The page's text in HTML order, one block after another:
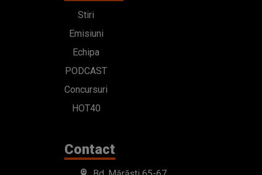
Stiri
Emisiuni
Echipa
PODCAST
Concursuri
HOT40
Contact